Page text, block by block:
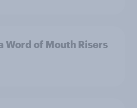
Word of Mouth Risers